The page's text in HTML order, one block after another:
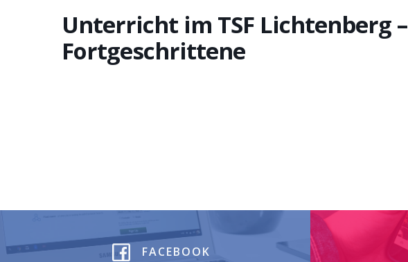
Unterricht im TSF Lichtenberg –
Fortgeschrittene
FACEBOOK